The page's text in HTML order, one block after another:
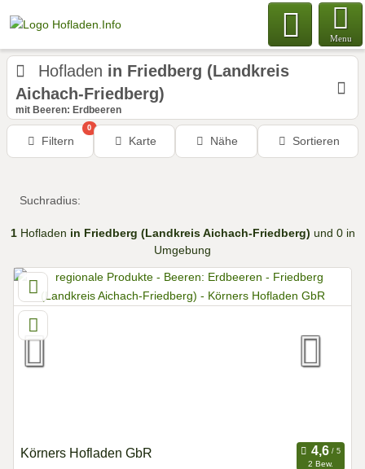
Menu
Hofladen in Friedberg (Landkreis
Aichach-Friedberg)
mit Beeren: Erdbeeren
Filtern
0
Karte Nähe Sortieren
Suchradius:
1Hofladen in Friedberg (Landkreis Aichach-Friedberg) und 0 in
Umgebung
Körners Hofladen GbR
2 Bew.